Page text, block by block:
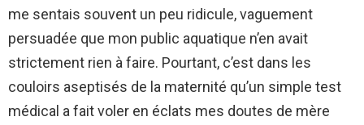
me sentais souvent un peu ridicule, vaguement
persuadée que mon public aquatique n’en avait
strictement rien à faire. Pourtant, c’est dans les
couloirs aseptisés de la maternité qu’un simple test
médical a fait voler en éclats mes doutes de mère